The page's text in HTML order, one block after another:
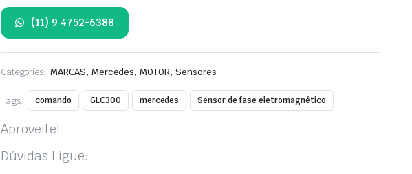
(11) 9 4752-6388
Categories: MARCAS, Mercedes, MOTOR, Sensores
Tags: comando GLC300 mercedes Sensor de fase eletromagnético
Aproveite!
Dúvidas Ligue: